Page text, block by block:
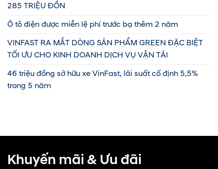
285 TRIỆU ĐỒN
Ô tô điện được miễn lệ phí trước bạ thêm 2 năm
VINFAST RA MẮT DÒNG SẢN PHẨM GREEN ĐẶC BIỆT
TỐI ƯU CHO KINH DOANH DỊCH VỤ VẬN TẢI
46 triệu đồng sở hữu xe VinFast, lãi suất cố định 5,5%
trong 5 năm
Khuyến mãi & Ưu đãi